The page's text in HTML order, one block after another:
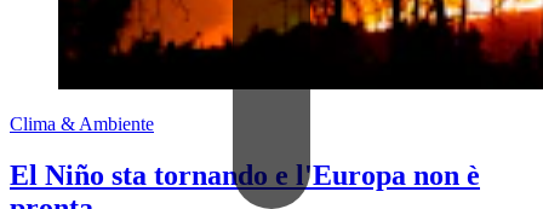
Clima & Ambiente
El Niño sta tornando e l'Europa non è